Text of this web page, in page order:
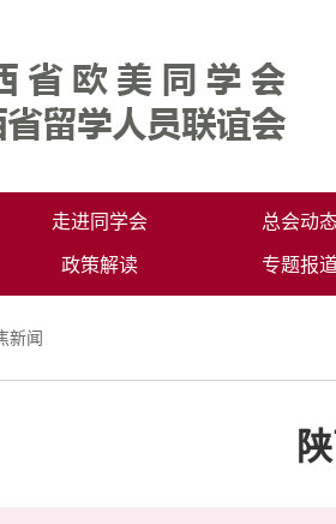
走进同学会 总会动
政策解读 专题报
新闻